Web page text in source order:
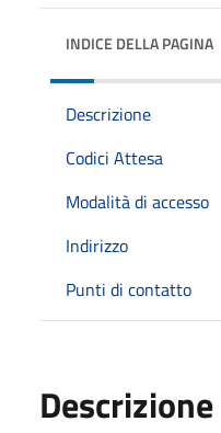
INDICE DELLA PAGINA
Descrizione
Codici Attesa
Modalità di accesso
Indirizzo
Punti di contatto
Descrizione